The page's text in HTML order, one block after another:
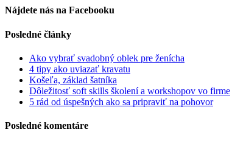
Nájdete nás na Facebooku
Posledné články
Ako vybrať svadobný oblek pre ženícha
4 tipy ako uviazať kravatu
Košeľa, základ šatníka
Dôležitosť soft skills školení a workshopov vo firme
5 rád od úspešných ako sa pripraviť na pohovor
Posledné komentáre